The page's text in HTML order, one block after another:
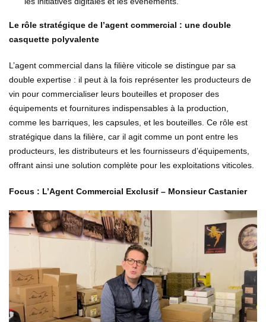
Le rôle stratégique de l’agent commercial : une double
casquette polyvalente
L’agent commercial dans la filière viticole se distingue par sa
double expertise : il peut à la fois représenter les producteurs de
vin pour commercialiser leurs bouteilles et proposer des
équipements et fournitures indispensables à la production,
comme les barriques, les capsules, et les bouteilles. Ce rôle est
stratégique dans la filière, car il agit comme un pont entre les
producteurs, les distributeurs et les fournisseurs d’équipements,
offrant ainsi une solution complète pour les exploitations viticoles.
Focus : L’Agent Commercial Exclusif – Monsieur Castanier